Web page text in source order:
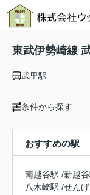
東武伊勢崎線
武里駅
条件から探す
おすすめの駅
南越谷駅 /新越
八木崎駅 /せん